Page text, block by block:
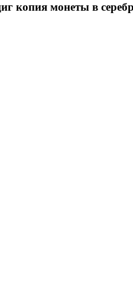
копия монеты в